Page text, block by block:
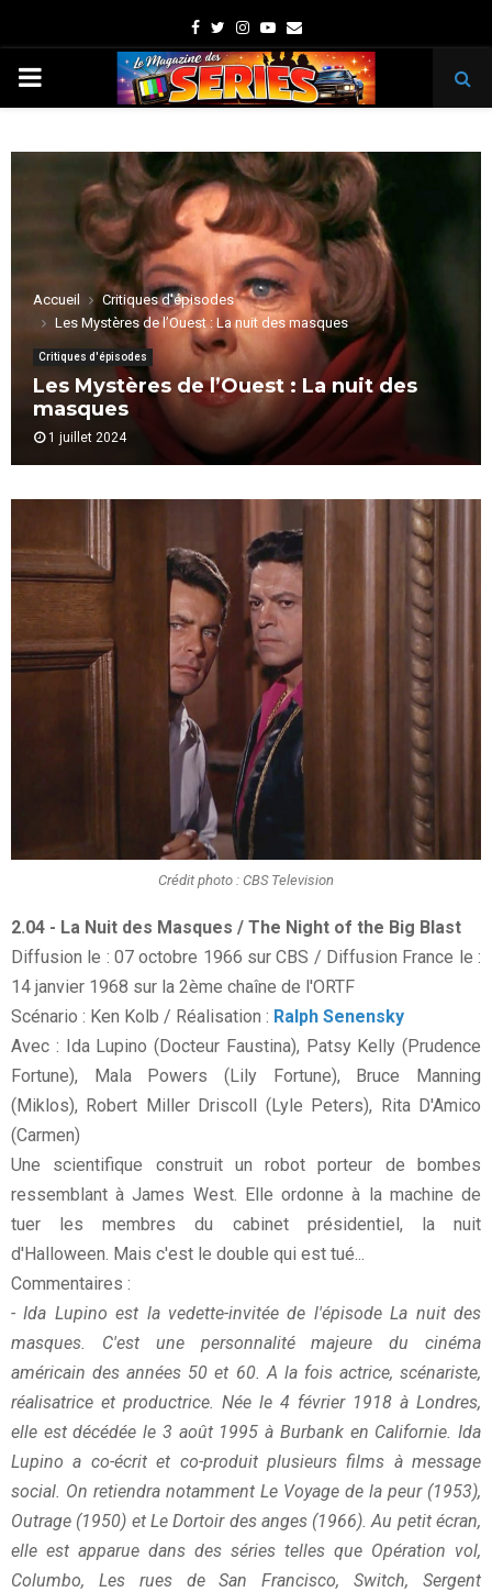
Facebook
TwitterInstagram
Youtube
Email
PRIMARY
Accueil
Critiques d'épisodes
Les Mystères de l’Ouest : La nuit des masques
Critiques d'épisodes
Les Mystères de l’Ouest : La nuit des
masques
1 juillet 2024
Crédit photo : CBS Television
2.04 - La Nuit des Masques / The Night of the Big Blast
Diffusion le : 07 octobre 1966 sur CBS / Diffusion France le :
14 janvier 1968 sur la 2ème chaîne de l'ORTF
Scénario : Ken Kolb / Réalisation : Ralph Senensky
Avec : Ida Lupino (Docteur Faustina), Patsy Kelly (Prudence
Fortune), Mala Powers (Lily Fortune), Bruce Manning
(Miklos), Robert Miller Driscoll (Lyle Peters), Rita D'Amico
(Carmen)
Une scientifique construit un robot porteur de bombes
ressemblant à James West. Elle ordonne à la machine de
tuer les membres du cabinet présidentiel, la nuit
d'Halloween. Mais c'est le double qui est tué...
Commentaires :
- Ida Lupino est la vedette-invitée de l'épisode La nuit des
masques. C'est une personnalité majeure du cinéma
américain des années 50 et 60. A la fois actrice, scénariste,
réalisatrice et productrice. Née le 4 février 1918 à Londres,
elle est décédée le 3 août 1995 à Burbank en Californie. Ida
Lupino a co-écrit et co-produit plusieurs films à message
social. On retiendra notamment Le Voyage de la peur (1953),
Outrage (1950) et Le Dortoir des anges (1966). Au petit écran,
elle est apparue dans des séries telles que Opération vol,
Columbo, Les rues de San Francisco, Switch, Sergent